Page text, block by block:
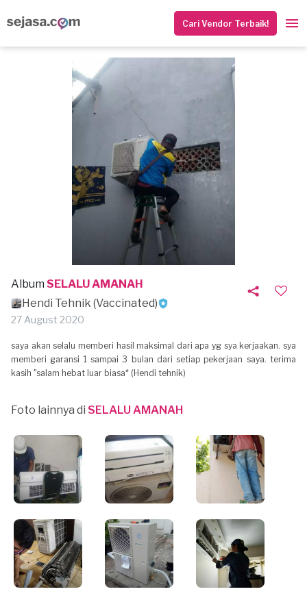
Cari Vendor Terbaik!
Album SELALU AMANAH
Hendi Tehnik (Vaccinated)
27 August 2020
saya akan selalu memberi hasil maksimal dari apa yg sya kerjaakan. sya
memberi garansi 1 sampai 3 bulan dari setiap pekerjaan saya. terima
kasih "salam hebat luar biasa* (Hendi tehnik)
Foto lainnya di SELALU AMANAH